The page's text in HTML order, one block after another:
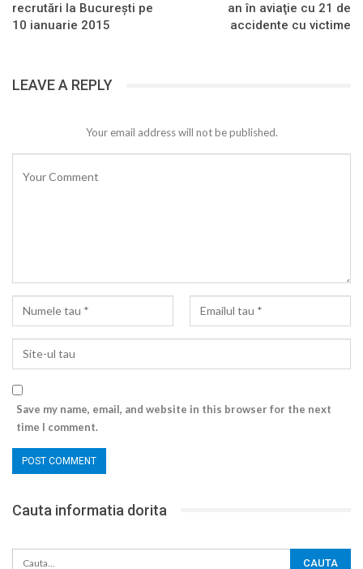
recrutări la Bucureşti pe
10 ianuarie 2015
an în aviaţie cu 21 de
accidente cu victime
LEAVE A REPLY
Your email address will not be published.
Save my name, email, and website in this browser for the next
time I comment.
Cauta informatia dorita